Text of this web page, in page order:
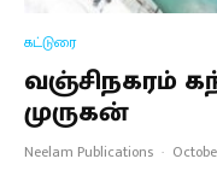
கட்டுரை
வஞ்சிநகரம்
முருகன்
Neelam Publications ·